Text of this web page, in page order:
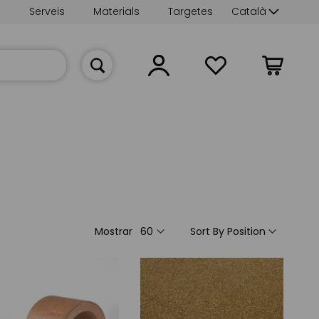
Language
Català
Targetes
Materials
Serveis
La meva
Sort By
Mostrar